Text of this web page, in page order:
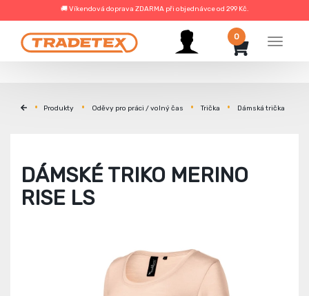
🚚 Víkendová doprava ZDARMA při objednávce od 299 Kč.
Menu
0
Produkty Oděvy pro práci / volný čas Trička Dámská trička
DÁMSKÉ TRIKO MERINO
RISE LS